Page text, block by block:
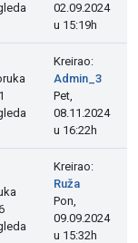
02.09.2024
u 15:19h
Kreirao:
Admin_3
Pet,
08.11.2024
u 16:22h
Kreirao:
Ruža
Pon,
09.09.2024
u 15:32h